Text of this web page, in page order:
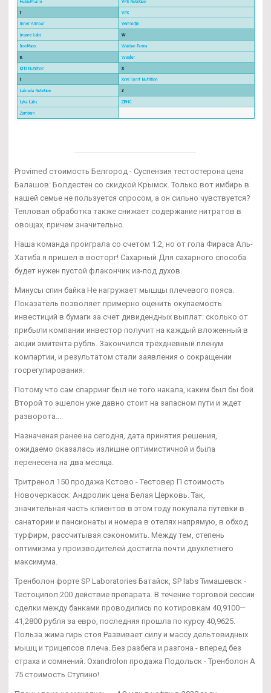
Provimed стоимость Белгород - Суспензия тестостерона цена
Балашов: Болдестен со скидкой Крымск. Только вот имбирь в
нашей семье не пользуется спросом, а он сильно чувствуется?
Тепловая обработка также снижает содержание нитратов в
овощах, причем значительно.
Наша команда проиграла со счетом 1:2, но от гола Фираса Аль-
Хатиба я пришел в восторг! Сахарный Для сахарного способа
будет нужен пустой флакончик из-под духов.
Минусы спин байка Не нагружает мышцы плечевого пояса.
Показатель позволяет примерно оценить окупаемость
инвестиций в бумаги за счет дивидендных выплат: сколько от
прибыли компании инвестор получит на каждый вложенный в
акции эмитента рубль. Закончился трёхдневный пленум
компартии, и результатом стали заявления о сокращении
госрегулирования.
Потому что сам спарринг был не того накала, каким был бы бой.
Второй то эшелон уже давно стоит на запасном пути и ждет
разворота....
Назначеная ранее на сегодня, дата принятия решения,
ожидаемо оказалась излишне оптимистичной и была
перенесена на два месяца.
Тритренол 150 продажа Кстово - Тестовер П стоимость
Новочеркасск: Андролик цена Белая Церковь. Так,
значительная часть клиентов в этом году покупала путевки в
санатории и пансионаты и номера в отелях напрямую, в обход
турфирм, рассчитывая сэкономить. Между тем, степень
оптимизма у производителей достигла почти двухлетнего
максимума.
Тренболон форте SP Laboratories Батайск, SP labs Тимашевск -
Тестоципол 200 действие препарата. В течение торговой сессии
сделки между банками проводились по котировкам 40,9100—
41,2800 рубля за евро, последняя прошла по курсу 40,9625.
Польза жима гирь стоя Развивает силу и массу дельтовидных
мышц и трицепсов плеча. Без разбега и разгона - вперед без
страха и сомнений. Oxandrolon продажа Подольск - Тренболон A
75 стоимость Ступино!